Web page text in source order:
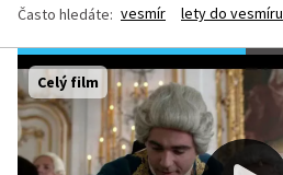
Často hledáte: vesmír lety do vesmíru
Celý film